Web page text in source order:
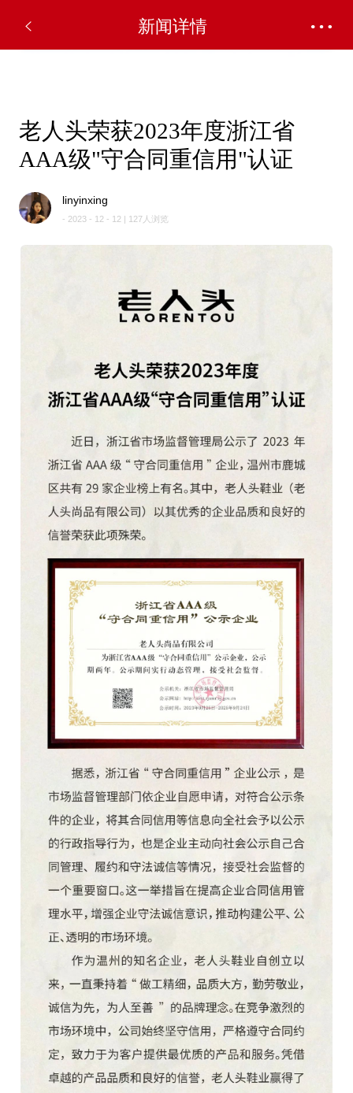
新闻详情
老人头荣获2023年度浙江省
AAA级"守合同重信用"认证
linyinxing
- 2023 - 12 - 12 | 127人浏览